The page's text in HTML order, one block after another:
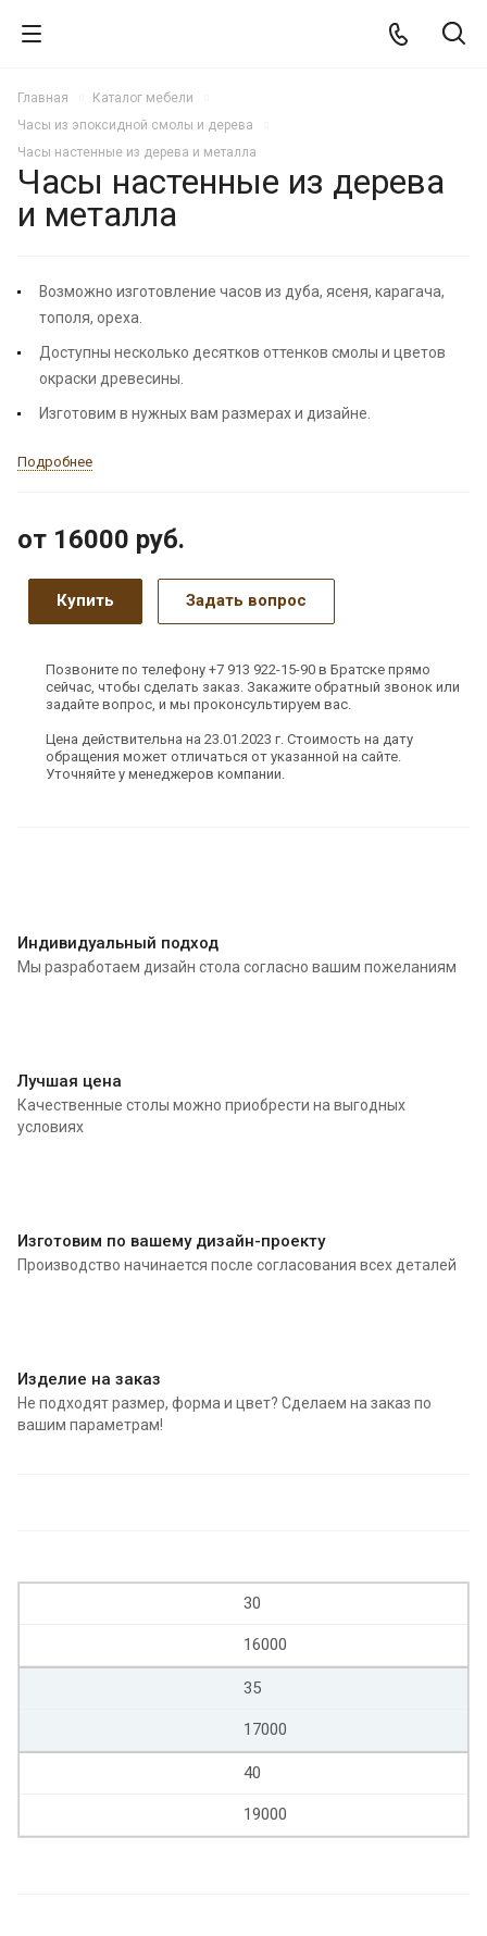
Главная
Каталог мебели
Часы из эпоксидной смолы и дерева
Часы настенные из дерева и металла
Часы настенные из дерева
и металла
Возможно изготовление часов из дуба, ясеня, карагача,
тополя, ореха.
Доступны несколько десятков оттенков смолы и цветов
окраски древесины.
Изготовим в нужных вам размерах и дизайне.
Подробнее
от 16000 руб.
Купить Задать вопрос
Позвоните по телефону +7 913 922-15-90 в Братске прямо
сейчас, чтобы сделать заказ. Закажите обратный звонок или
задайте вопрос, и мы проконсультируем вас.
Цена действительна на 23.01.2023 г. Стоимость на дату
обращения может отличаться от указанной на сайте.
Уточняйте у менеджеров компании.
Индивидуальный подход
Мы разработаем дизайн стола согласно вашим пожеланиям
Лучшая цена
Качественные столы можно приобрести на выгодных
условиях
Изготовим по вашему дизайн-проекту
Производство начинается после согласования всех деталей
Изделие на заказ
Не подходят размер, форма и цвет? Сделаем на заказ по
вашим параметрам!
30
16000
35
17000
40
19000